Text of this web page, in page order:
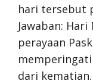
hari tersebut
Jawaban:
perayaan
dari